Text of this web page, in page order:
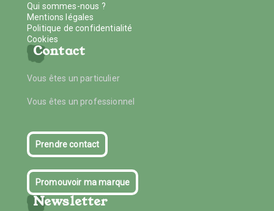
Qui sommes-nous ?
Mentions légales
Politique de confidentialité
Cookies
Contact
Vous êtes un particulier
Vous êtes un professionnel
Prendre contact
Promouvoir ma marque
Newsletter